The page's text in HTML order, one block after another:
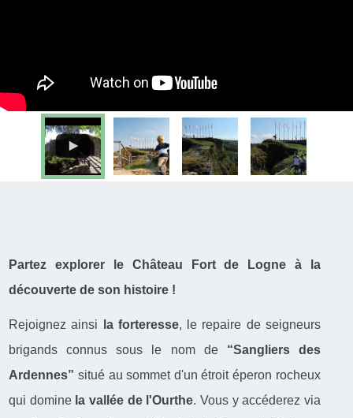
Partez explorer le Château Fort de Logne à la
découverte de son histoire !
Rejoignez ainsi la forteresse, le repaire de seigneurs
brigands connus sous le nom de“Sangliers des
Ardennes” situé au sommet d'un étroit éperon rocheux
qui domine la vallée de l'Ourthe. Vous y accéderez via